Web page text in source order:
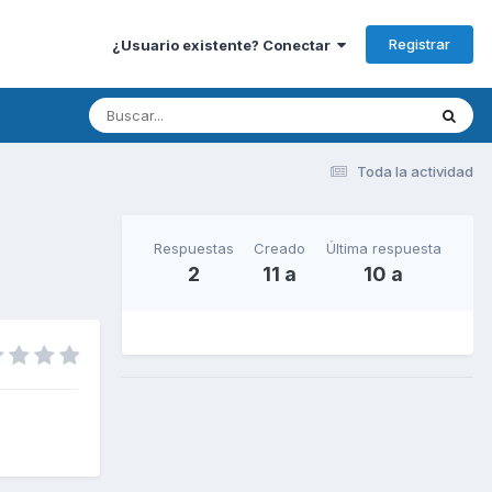
¿Usuario existente? Conectar Registrar
Toda la actividad
Respuestas
2
Creado
11 a
Última respuesta
10 a